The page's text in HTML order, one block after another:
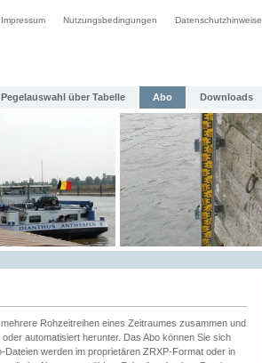
Impressum Nutzungsbedingungen Datenschutzhinweise
Pegelauswahl über Tabelle Abo Downloads
Rohzeitreihen eines Zeitraumes zusammen und
oder automatisiert herunter. Das Abo können Sie sich
werden im proprietären ZRXP-Format oder in